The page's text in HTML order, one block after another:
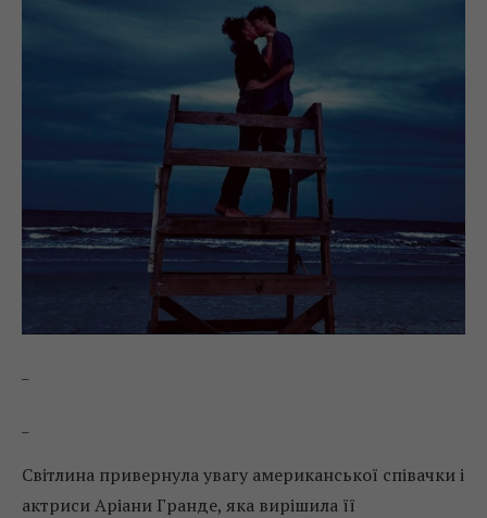
Світлина привернула увагу американської співачки і
актриси Аріани Гранде, яка вирішила її